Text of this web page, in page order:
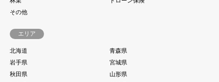
その他
エリア
北海道
青森県
岩手県
宮城県
秋田県
山形県